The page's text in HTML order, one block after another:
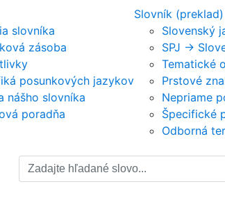
slovníka
zásoba
posunkových jazykov
nášho slovníka
poradňa
Slovník (preklad)
Slovenský
SPJ ->
Tematické
Prstové
Nepriame
Špecifické
Odborná